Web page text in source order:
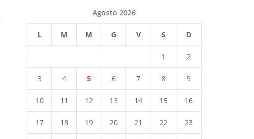
Agosto 2026
L M M G V S D
1 2
3 4 5 6 7 8 9
10 11 12 13 14 15 16
17 18 19 20 21 22 23